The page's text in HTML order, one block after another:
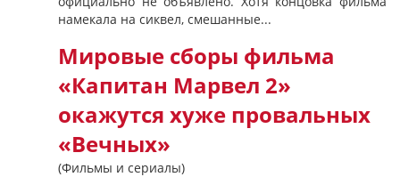
намекала на сиквел, смешанные...
Мировые сборы фильма
«Капитан Марвел 2»
окажутся хуже провальных
«Вечных»
(Фильмы и сериалы)